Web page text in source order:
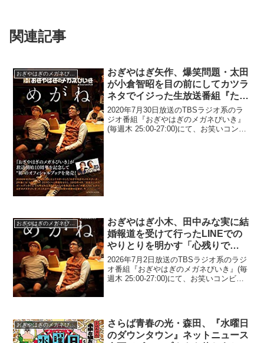
関連記事
おぎやはぎのメガネびいき
おぎやはぎ矢作、爆笑問題・太田
が小倉智昭を目の前にしてカツラ
ネタでイジった生放送番組『たけ
しの日本教育白書』に衝撃「あれ
は凄い」
2020年7月30日放送のTBSラジオ系のラ
ジオ番組『おぎやはぎのメガネびいき』
(毎週木 25:00-27:00)にて、お笑いコン
おぎやはぎのメガネびいき
おぎやはぎ小木、田中みな実に結
婚報道を受けて行ったLINEでの
やりとりを明かす「心残りで
す…」
2026年7月2日放送のTBSラジオ系のラジ
オ番組『おぎやはぎのメガネびいき』(毎
週木 25:00-27:00)にて、お笑いコンビ・
おぎやはぎのメガネびいき
さらば青春の光・森田、『水曜日
のダウンタウン』ネットニュース